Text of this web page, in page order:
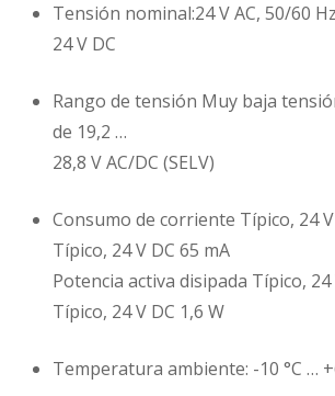
Tensión nominal:24 V AC, 50/60
24 V DC
Rango de tensión Muy baja
de 19,2 …
28,8 V AC/DC (SELV)
Consumo de corriente Típico, 24 V
Típico, 24 V DC 65 mA
Potencia activa disipada Típico, 24
Típico, 24 V DC 1,6 W
Temperatura ambiente: -10 °C …